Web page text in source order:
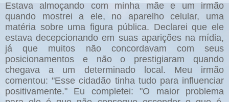
Estava almoçando com minha mãe e um irmão
quando mostrei a ele, no aparelho celular, uma
matéria sobre uma figura pública. Declarei que ele
estava decepcionando em suas aparições na mídia,
já que muitos não concordavam com seus
posicionamentos e não o prestigiaram quando
chegava a um determinado local. Meu irmão
comentou: "Esse cidadão tinha tudo para influenciar
positivamente." Eu completei: "O maior problema